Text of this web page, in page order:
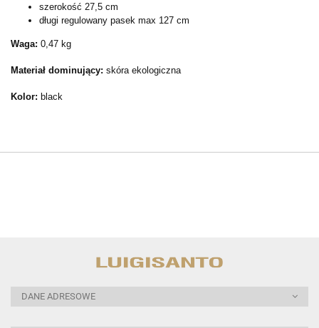
szerokość 27,5 cm
długi regulowany pasek max 127 cm
Waga: 0,47 kg
Materiał dominujący: skóra ekologiczna
Kolor: black
DANE ADRESOWE